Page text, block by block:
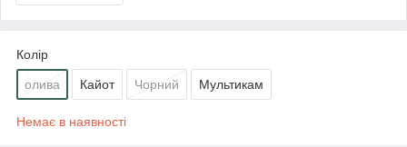
Колір
олива Кайот Чорний Мультикам
Немає в наявності